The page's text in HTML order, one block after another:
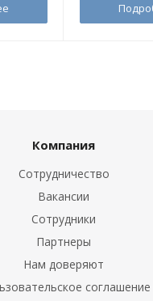
Компания
Сотрудничество
Вакансии
Сотрудники
Партнеры
Нам доверяют
соглашение